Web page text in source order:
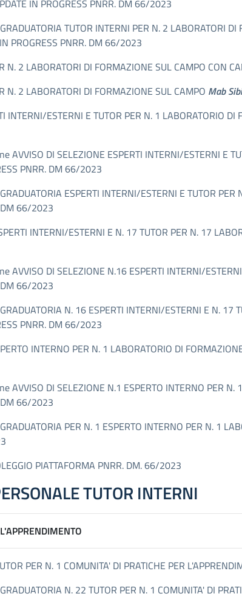
IN PROGRESS PNRR. DM 66/2023
TUTOR INTERNI PER N. 2 LABORATORI
PROGRESS PNRR. DM 66/2023
N. 2 LABORATORI DI FORMAZIONE SUL CAMPO CON
N. 2 LABORATORI DI FORMAZIONE SUL CAMPO Mab
INTERNI/ESTERNI E TUTOR PER N. 1 LABORATORIO DI
AVVISO DI SELEZIONE ESPERTI INTERNI/ESTERNI E
PNRR. DM 66/2023
ESPERTI INTERNI/ESTERNI E TUTOR
DM 66/2023
INTERNI/ESTERNI E N. 17 TUTOR PER N. 17
AVVISO DI SELEZIONE N.16 ESPERTI INTERNI/
DM 66/2023
N. 16 ESPERTI INTERNI/ESTERNI E N.
PNRR. DM 66/2023
INTERNO PER N. 1 LABORATORIO DI
AVVISO DI SELEZIONE N.1 ESPERTO INTERNO PER N.
DM 66/2023
PER N. 1 ESPERTO INTERNO PER N. 1
PIATTAFORMA PNRR. DM. 66/2023
TUTOR INTERNI
PER N. 1 COMUNITA' DI PRATICHE PER
N. 22 TUTOR PER N. 1 COMUNITA' DI